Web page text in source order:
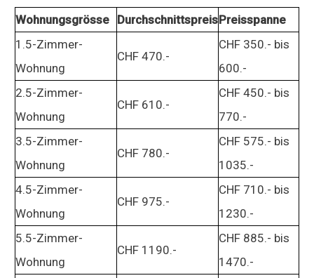
Wohnungsgrösse DurchschnittspreisPreisspanne
1.5-Zimmer-
Wohnung
CHF 470.-
CHF 350.- bis
600.-
2.5-Zimmer-
Wohnung
CHF 610.-
CHF 450.- bis
770.-
3.5-Zimmer-
Wohnung
CHF 780.-
CHF 575.- bis
1035.-
4.5-Zimmer-
Wohnung
CHF 975.-
CHF 710.- bis
1230.-
5.5-Zimmer-
Wohnung
CHF 1190.-
CHF 885.- bis
1470.-